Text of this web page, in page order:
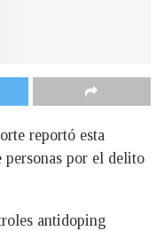
reportó esta
personas por el delito
antidoping